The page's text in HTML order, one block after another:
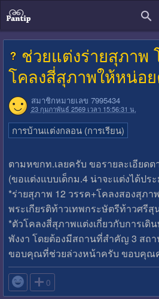
ช่วยแต่งร่ายสุภาพ
โคลงสี่สุภาพให้หน่อ
สมาชิกหมายเลข 7995434
23 กุมภาพันธ์ 2569 เวลา 15:56:31 น.
การบ้านแต่งกลอน (การเรียน)
ตามหขกท.เลยครับ ขอรายละเอียด
(ขอแต่งแบบเด็กม.4 น่าจะแต่งได้ปร
*ร่ายสุภาพ 12 วรรค+โคลงสองสุภา
พระเกียรติท้าวเทพกระษัตรีท้าวศรีสุ
*ตัวโคลงสี่สุภาพแต่งเกี่ยวกับการเดิ
พังงา โดยต้องมีสถานที่สำคัญ 3 สถ
ขอบคุณที่ช่วยล่วงหน้าครับ ขอบคุณ
 0